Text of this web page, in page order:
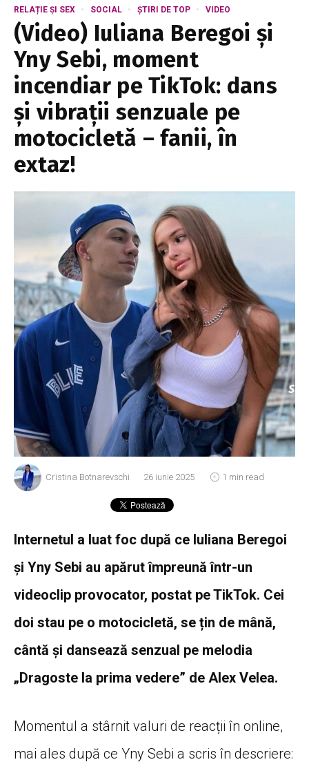
RELAȚIE ȘI SEX SOCIAL ȘTIRI DE TOP VIDEO
(Video) Iuliana Beregoi și
Yny Sebi, moment
incendiar pe TikTok: dans
și vibrații senzuale pe
motocicletă – fanii, în
extaz!
Cristina Botnarevschi 26 iunie 2025 1 min read
Internetul a luat foc după ce Iuliana Beregoi
și Yny Sebi au apărut împreună într-un
videoclip provocator, postat pe TikTok. Cei
doi stau pe o motocicletă, se țin de mână,
cântă și dansează senzual pe melodia
„Dragoste la prima vedere” de Alex Velea.
Momentul a stârnit valuri de reacții în online,
mai ales după ce Yny Sebi a scris în descriere: